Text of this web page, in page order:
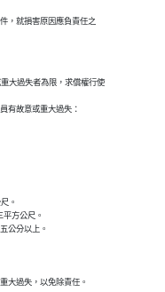
，就損害原因應負責任之
大過失者為限，求償權行使
有故意或重大過失：
。
平方公尺。
公分以上。
大過失，以免除責任。